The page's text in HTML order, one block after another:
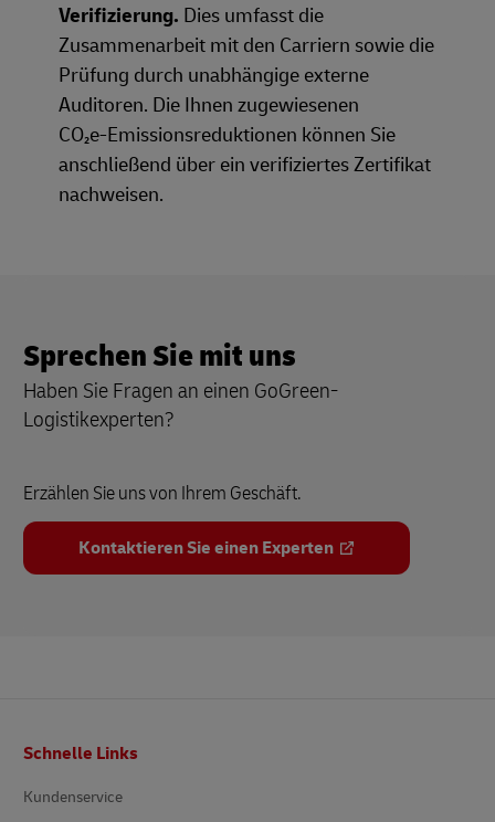
Verifizierung. Dies umfasst die
Zusammenarbeit mit den Carriern sowie die
Prüfung durch unabhängige externe
Auditoren. Die Ihnen zugewiesenen
CO₂e‑Emissionsreduktionen können Sie
anschließend über ein verifiziertes Zertifikat
nachweisen.
Sprechen Sie mit uns
Haben Sie Fragen an einen GoGreen-
Logistikexperten?
Erzählen Sie uns von Ihrem Geschäft.
Kontaktieren Sie einen Experten
Schnelle Links
Kundenservice